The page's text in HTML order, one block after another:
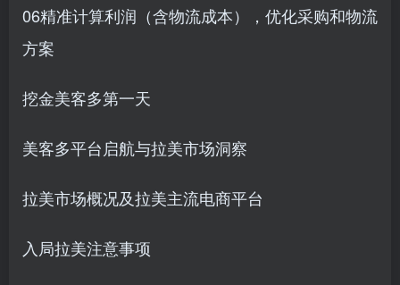
06精准计算利润（含物流成本），优化采购和物流
方案
挖金美客多第一天
美客多平台启航与拉美市场洞察
拉美市场概况及拉美主流电商平台
入局拉美注意事项